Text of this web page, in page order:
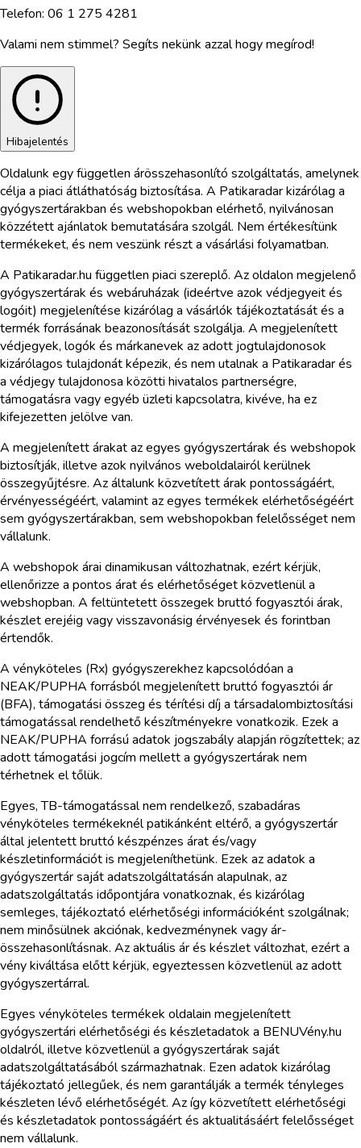
Telefon: 06 1 275 4281
Valami nem stimmel? Segíts nekünk azzal hogy megírod!
Hibajelentés
Oldalunk egy független árösszehasonlító szolgáltatás, amelynek
célja a piaci átláthatóság biztosítása. A Patikaradar kizárólag a
gyógyszertárakban és webshopokban elérhető, nyilvánosan
közzétett ajánlatok bemutatására szolgál. Nem értékesítünk
termékeket, és nem veszünk részt a vásárlási folyamatban.
A Patikaradar.hu független piaci szereplő. Az oldalon megjelenő
gyógyszertárak és webáruházak (ideértve azok védjegyeit és
logóit) megjelenítése kizárólag a vásárlók tájékoztatását és a
termék forrásának beazonosítását szolgálja. A megjelenített
védjegyek, logók és márkanevek az adott jogtulajdonosok
kizárólagos tulajdonát képezik, és nem utalnak a Patikaradar és
a védjegy tulajdonosa közötti hivatalos partnerségre,
támogatásra vagy egyéb üzleti kapcsolatra, kivéve, ha ez
kifejezetten jelölve van.
A megjelenített árakat az egyes gyógyszertárak és webshopok
biztosítják, illetve azok nyilvános weboldalairól kerülnek
összegyűjtésre. Az általunk közvetített árak pontosságáért,
érvényességéért, valamint az egyes termékek elérhetőségéért
sem gyógyszertárakban, sem webshopokban felelősséget nem
vállalunk.
A webshopok árai dinamikusan változhatnak, ezért kérjük,
ellenőrizze a pontos árat és elérhetőséget közvetlenül a
webshopban. A feltüntetett összegek bruttó fogyasztói árak,
készlet erejéig vagy visszavonásig érvényesek és forintban
értendők.
A vényköteles (Rx) gyógyszerekhez kapcsolódóan a
NEAK/PUPHA forrásból megjelenített bruttó fogyasztói ár
(BFA), támogatási összeg és térítési díj a társadalombiztosítási
támogatással rendelhető készítményekre vonatkozik. Ezek a
NEAK/PUPHA forrású adatok jogszabály alapján rögzítettek; az
adott támogatási jogcím mellett a gyógyszertárak nem
térhetnek el tőlük.
Egyes, TB-támogatással nem rendelkező, szabadáras
vényköteles termékeknél patikánként eltérő, a gyógyszertár
által jelentett bruttó készpénzes árat és/vagy
készletinformációt is megjeleníthetünk. Ezek az adatok a
gyógyszertár saját adatszolgáltatásán alapulnak, az
adatszolgáltatás időpontjára vonatkoznak, és kizárólag
semleges, tájékoztató elérhetőségi információként szolgálnak;
nem minősülnek akciónak, kedvezménynek vagy ár-
összehasonlításnak. Az aktuális ár és készlet változhat, ezért a
vény kiváltása előtt kérjük, egyeztessen közvetlenül az adott
gyógyszertárral.
Egyes vényköteles termékek oldalain megjelenített
gyógyszertári elérhetőségi és készletadatok a BENUVény.hu
oldalról, illetve közvetlenül a gyógyszertárak saját
adatszolgáltatásából származhatnak. Ezen adatok kizárólag
tájékoztató jellegűek, és nem garantálják a termék tényleges
készleten lévő elérhetőségét. Az így közvetített elérhetőségi
és készletadatok pontosságáért és aktualitásáért felelősséget
nem vállalunk.